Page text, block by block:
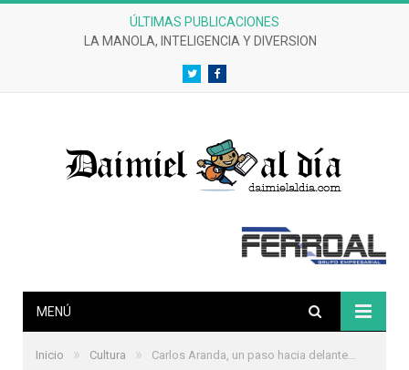
ÚLTIMAS PUBLICACIONES
LA MANOLA, INTELIGENCIA Y DIVERSION
TwitterFacebook
MENÚ
Inicio » Cultura » Carlos Aranda, un paso hacia delante…